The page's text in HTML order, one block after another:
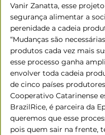
Vanir Zanatta, esse
segurança alimentar a
perenidade a cadeia
“Mudanças são
produtos cada vez mais
esse processo ganha
envolver toda cadeia
de cinco países
Cooperativo Catarinense
BrazilRice, é parceira da
queremos que esse
pois quem sair na frente,